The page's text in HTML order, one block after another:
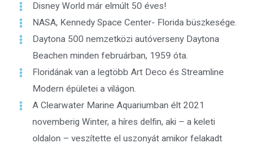
Disney World már elmúlt 50 éves!
NASA, Kennedy Space Center- Florida büszkesége.
Daytona 500 nemzetközi autóverseny Daytona
Beachen minden februárban, 1959 óta.
Floridának van a legtöbb Art Deco és Streamline
Modern épületei a világon.
A Clearwater Marine Aquariumban élt 2021
novemberig Winter, a híres delfin, aki – a keleti
oldalon – veszítette el uszonyát amikor felakadt